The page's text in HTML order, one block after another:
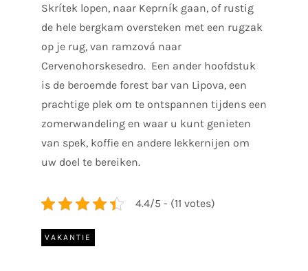
Skrítek lopen, naar Keprník gaan, of rustig
de hele bergkam oversteken met een rugzak
op je rug, van ramzová naar
Cervenohorskesedro. Een ander hoofdstuk
is de beroemde forest bar van Lipova, een
prachtige plek om te ontspannen tijdens een
zomerwandeling en waar u kunt genieten
van spek, koffie en andere lekkernijen om
uw doel te bereiken.
4.4/5 - (11 votes)
VAKANTIE